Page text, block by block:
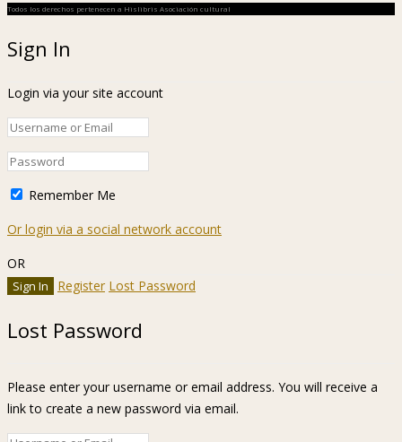
Todos los derechos pertenecen a Hislibris Asociación cultural
Sign In
Login via your site account
Remember Me
Or login via a social network account
OR
Register Lost Password
Lost Password
Please enter your username or email address. You will receive a
link to create a new password via email.